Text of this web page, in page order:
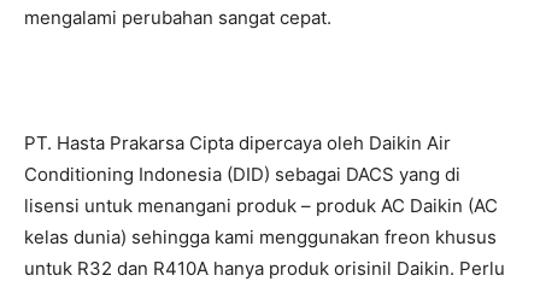
mengalami perubahan sangat cepat.
PT. Hasta Prakarsa Cipta dipercaya oleh Daikin Air
Conditioning Indonesia (DID) sebagai DACS yang di
lisensi untuk menangani produk – produk AC Daikin (AC
kelas dunia) sehingga kami menggunakan freon khusus
untuk R32 dan R410A hanya produk orisinil Daikin. Perlu